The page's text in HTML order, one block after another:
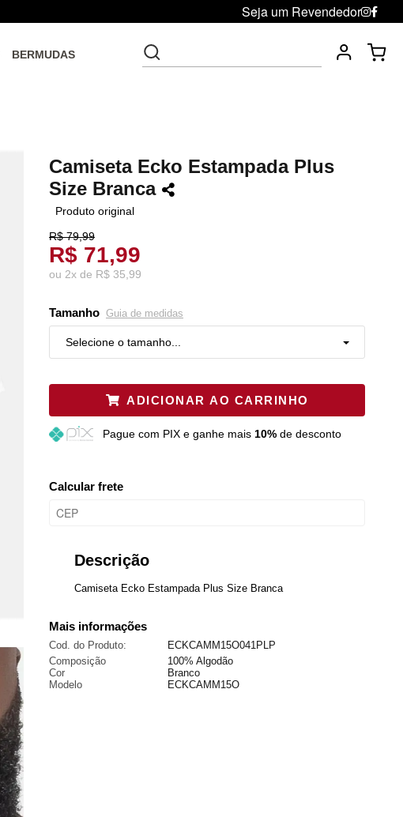
Seja um Revendedor
BERMUDAS
Camiseta Ecko Estampada Plus
Size Branca
Produto original
R$ 79,99
R$ 71,99
ou 2x de R$ 35,99
Tamanho Guia de medidas
Selecione o tamanho...
Restam mais de 6 itens
Plus G Restam mais de 6 itens
ADICIONAR AO CARRINHO
Pague com PIX e ganhe mais 10%de desconto
Calcular frete
Descrição
Camiseta Ecko Estampada Plus Size Branca
Mais informações
Cod. do Produto:
ECKCAMM15O041PLP
Composição
100% Algodão
Cor
Branco
Modelo
ECKCAMM15O